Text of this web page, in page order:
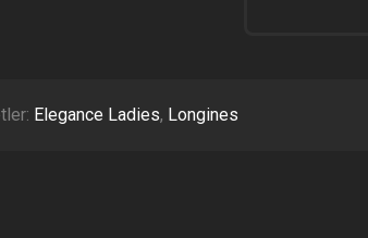
Elegance Ladies, Longines